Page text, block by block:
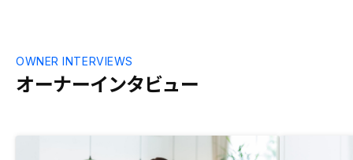
オーナーインタビュー
OWNER INTERVIEWS